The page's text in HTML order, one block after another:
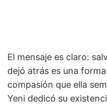
El mensaje es claro:
dejó atrás es una
compasión que ella
Yeni dedicó su